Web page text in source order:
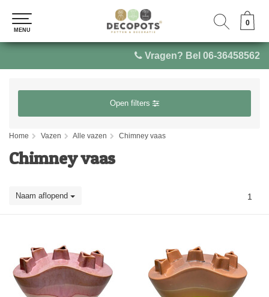
Vragen? Bel 06-36458562
0
MENU
0
MENU
Open filters
Home Vazen Alle vazen Chimney vaas
Chimney vaas
Naam aflopend 1